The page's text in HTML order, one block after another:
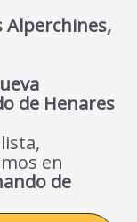
Alperchines,
de Henares
en
de